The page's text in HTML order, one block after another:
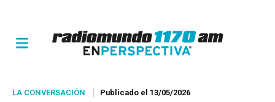
LA CONVERSACIÓN Publicado el 13/05/2026